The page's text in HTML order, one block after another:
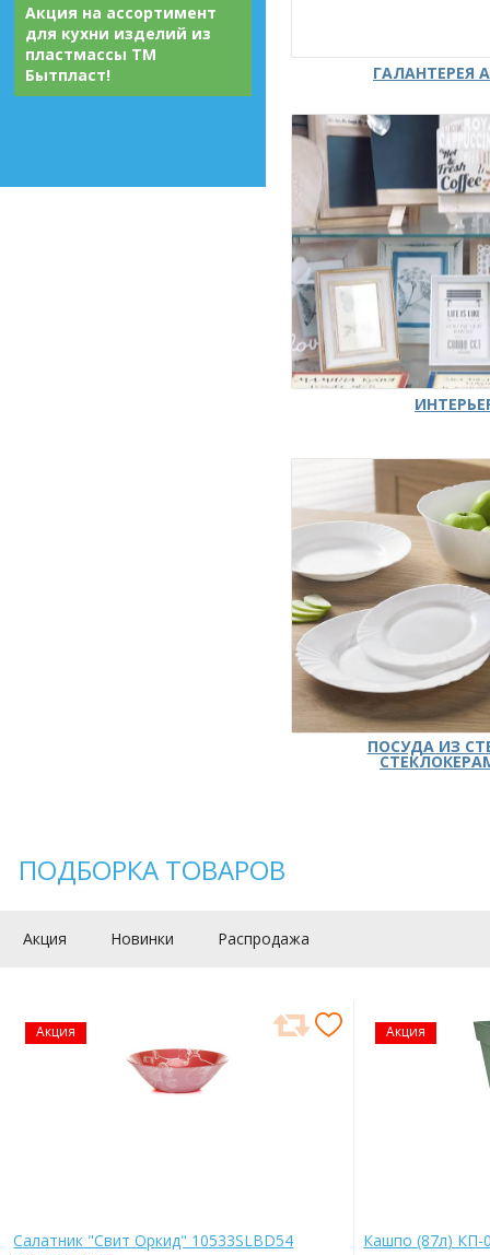
Акция на ассортимент
для кухни изделий из
пластмассы ТМ
Бытпласт!
ГАЛАНТЕРЕЯ
ПОСУДА ИЗ
ПОДБОРКА ТОВАРОВ
Акция Новинки Распродажа
Акция
Салатник "Свит Оркид" 10533SLBD54
Акция
Кашпо (87л) КП-